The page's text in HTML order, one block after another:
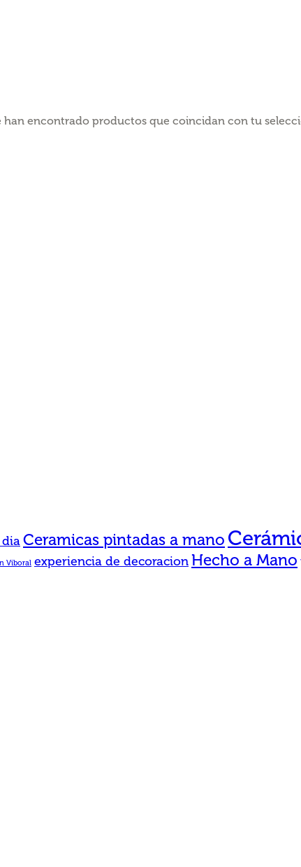
han encontrado productos que coincidan con tu
Ceramicas pintadas a mano
Viboral experiencia de decoracionHecho a Mano